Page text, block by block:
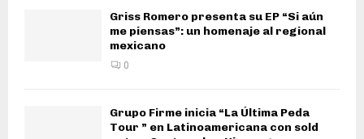
Griss Romero presenta su EP “Si aún
me piensas”: un homenaje al regional
mexicano
0
Grupo Firme inicia “La Última Peda
Tour ” en Latinoamericana con sold